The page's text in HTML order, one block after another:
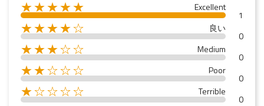
★★★★★ Excellent
1
★★★★☆ 良い
0
★★★☆☆ Medium
0
★★☆☆☆ Poor
0
★☆☆☆☆ Terrible
0